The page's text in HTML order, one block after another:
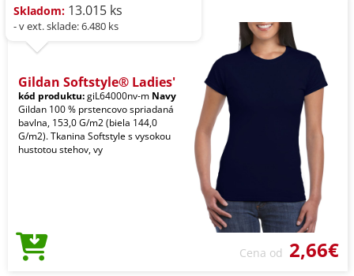
Skladom: 13.015 ks
- v ext. sklade: 6.480 ks
Gildan Softstyle® Ladies'
kód produktu:giL64000nv-m Navy
Gildan 100 % prstencovo spriadaná
bavlna, 153,0 G/m2 (biela 144,0
G/m2). Tkanina Softstyle s vysokou
hustotou stehov, vy
Cena od 2,66€